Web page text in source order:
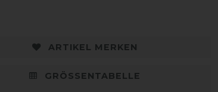
ARTIKEL MERKEN
GRÖSSENTABELLE